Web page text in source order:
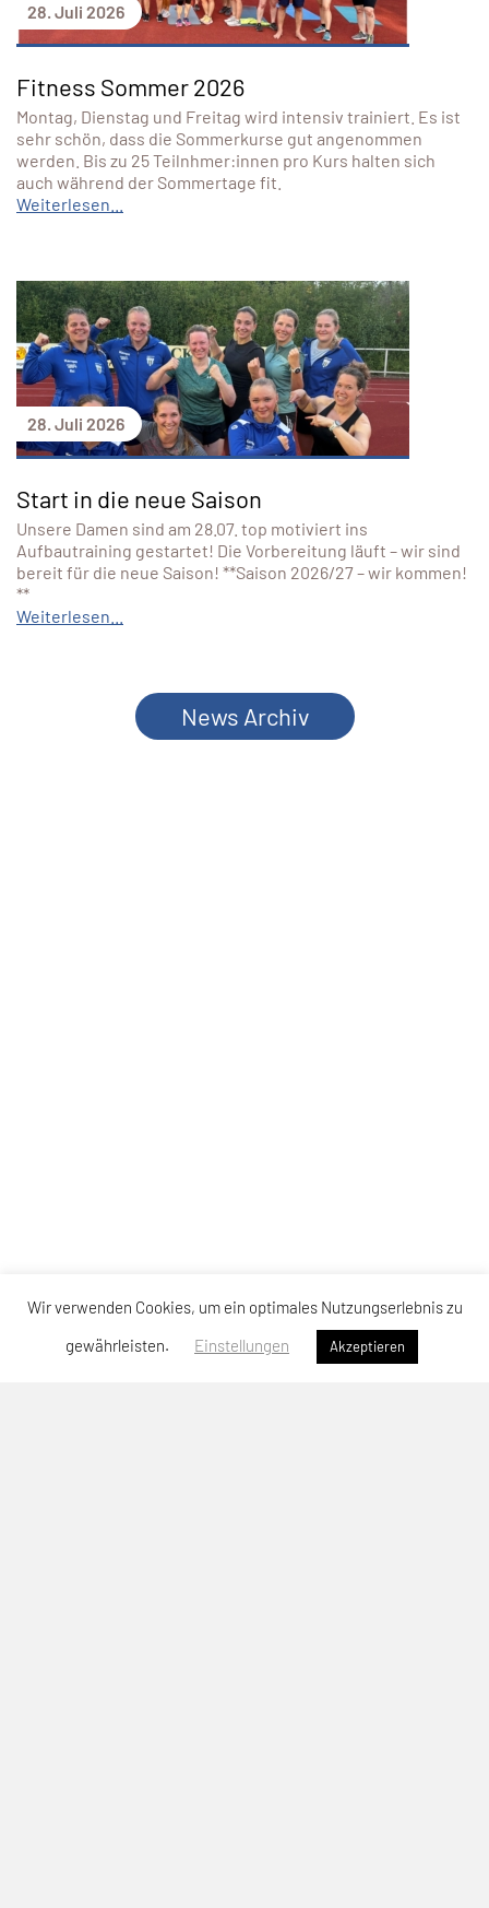
28. Juli 2026
Fitness Sommer 2026
Montag, Dienstag und Freitag wird intensiv trainiert. Es ist
sehr schön, dass die Sommerkurse gut angenommen
werden. Bis zu 25 Teilnhmer:innen pro Kurs halten sich
auch während der Sommertage fit.
Weiterlesen...
28. Juli 2026
Start in die neue Saison
Unsere Damen sind am 28.07. top motiviert ins
Aufbautraining gestartet! Die Vorbereitung läuft – wir sind
bereit für die neue Saison! **Saison 2026/27 – wir kommen!
**
Weiterlesen...
News Archiv
Wir verwenden Cookies, um ein optimales Nutzungserlebnis zu
gewährleisten.
Einstellungen Akzeptieren